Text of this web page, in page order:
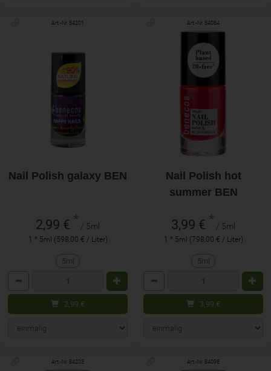
Art.-Nr. 84201
Nail Polish galaxy BEN
2,99 € * / 5ml
1 * 5ml (598,00 € / Liter)
5ml
2,99 €
Art.-Nr. 84084
Nail Polish hot
summer BEN
3,99 € * / 5ml
1 * 5ml (798,00 € / Liter)
5ml
3,99 €
Art.-Nr. 84203 Art.-Nr. 84098